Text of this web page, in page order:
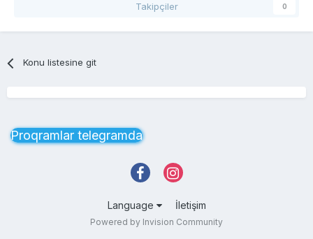
Takipçiler 0
Konu listesine git
Proqramlar telegramda
Language İletişim
Powered by Invision Community